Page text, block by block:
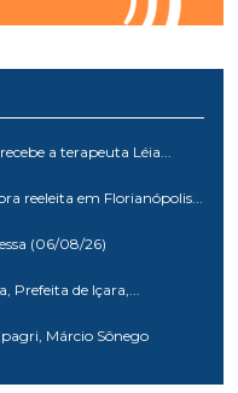
a terapeuta Léia...
reeleita em Florianópolis...
(06/08/26)
Prefeita de Içara,...
Márcio Sônego